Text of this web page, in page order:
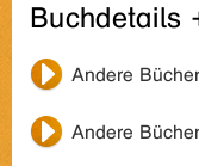
Buchdetails
Andere
Andere